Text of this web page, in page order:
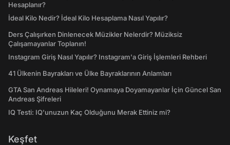
Hesaplanır?
İdeal Kilo Nedir? İdeal Kilo Hesaplama Nasıl Yapılır?
Ders Çalışırken Dinlenecek Müzikler Nelerdir? Müziksiz
Çalışamayanlar Toplanın!
Instagram Giriş Nasıl Yapılır? Instagram'a Giriş İşlemleri Rehberi
41 Ülkenin Bayrakları ve Ülke Bayraklarının Anlamları
GTA San Andreas Hileleri! Oynamaya Doyamayanlar İçin Güncel San
Andreas Şifreleri
IQ Testi: IQ'unuzun Kaç Olduğunu Merak Ettiniz mi?
Keşfet